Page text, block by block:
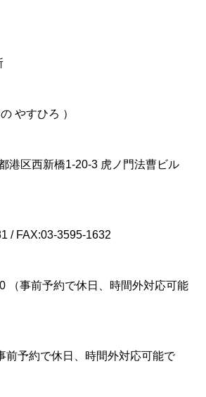
やすひろ ）
港区西新橋1-20-3 虎ノ門法曹ビル
/ FAX:03-3595-1632
（事前予約で休日、時間外対応可能
前予約で休日、時間外対応可能で